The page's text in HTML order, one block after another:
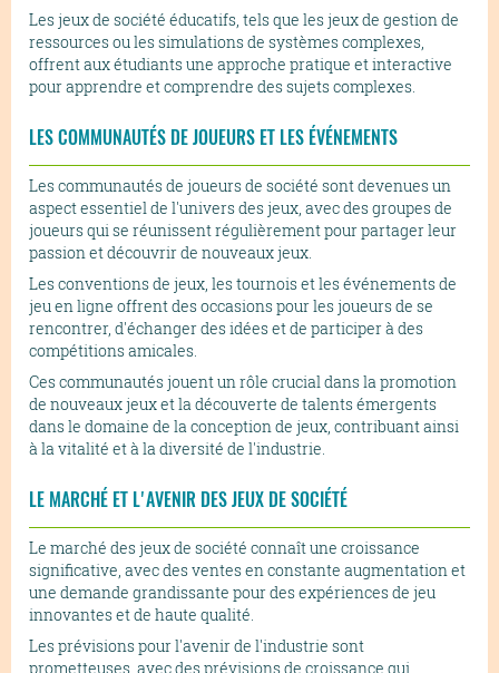
Les jeux de société éducatifs, tels que les jeux de gestion de
ressources ou les simulations de systèmes complexes,
offrent aux étudiants une approche pratique et interactive
pour apprendre et comprendre des sujets complexes.
LES COMMUNAUTÉS DE JOUEURS ET LES ÉVÉNEMENTS
Les communautés de joueurs de société sont devenues un
aspect essentiel de l'univers des jeux, avec des groupes de
joueurs qui se réunissent régulièrement pour partager leur
passion et découvrir de nouveaux jeux.
Les conventions de jeux, les tournois et les événements de
jeu en ligne offrent des occasions pour les joueurs de se
rencontrer, d'échanger des idées et de participer à des
compétitions amicales.
Ces communautés jouent un rôle crucial dans la promotion
de nouveaux jeux et la découverte de talents émergents
dans le domaine de la conception de jeux, contribuant ainsi
à la vitalité et à la diversité de l'industrie.
LE MARCHÉ ET L'AVENIR DES JEUX DE SOCIÉTÉ
Le marché des jeux de société connaît une croissance
significative, avec des ventes en constante augmentation et
une demande grandissante pour des expériences de jeu
innovantes et de haute qualité.
Les prévisions pour l'avenir de l'industrie sont
prometteuses, avec des prévisions de croissance qui